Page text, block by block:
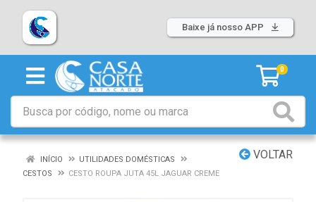
Baixe já nosso APP
0
VOLTAR
INÍCIO
UTILIDADES DOMÉSTICAS
CESTOS
CESTO ROUPA JUTA 45L JAGUAR CREME